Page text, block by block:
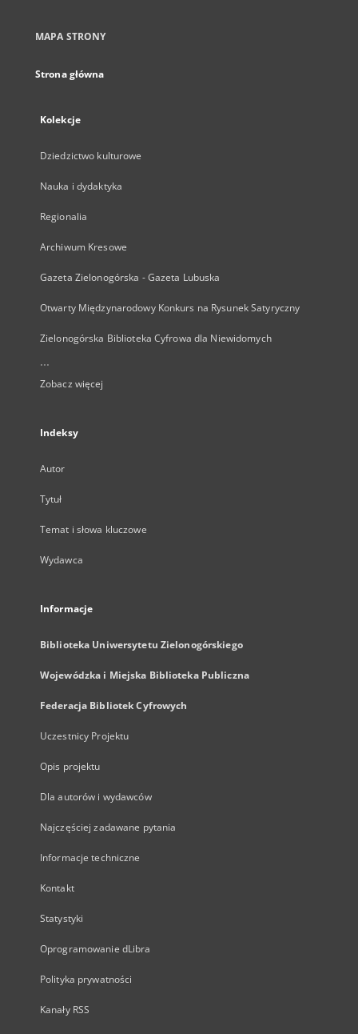
MAPA STRONY
Strona główna
Kolekcje
Dziedzictwo kulturowe
Nauka i dydaktyka
Regionalia
Archiwum Kresowe
Gazeta Zielonogórska - Gazeta Lubuska
Otwarty Międzynarodowy Konkurs na Rysunek Satyryczny
Zielonogórska Biblioteka Cyfrowa dla Niewidomych
...
Zobacz więcej
Indeksy
Autor
Tytuł
Temat i słowa kluczowe
Wydawca
Informacje
Biblioteka Uniwersytetu Zielonogórskiego
Wojewódzka i Miejska Biblioteka Publiczna
Federacja Bibliotek Cyfrowych
Uczestnicy Projektu
Opis projektu
Dla autorów i wydawców
Najczęściej zadawane pytania
Informacje techniczne
Kontakt
Statystyki
Oprogramowanie dLibra
Polityka prywatności
Kanały RSS